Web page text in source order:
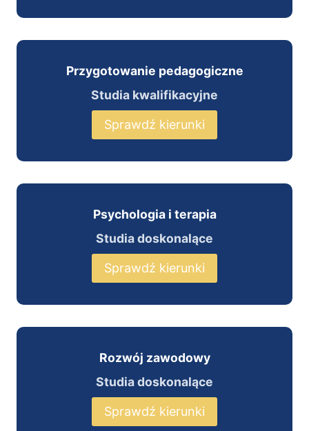
Przygotowanie pedagogiczne
Studia kwalifikacyjne
Sprawdź kierunki
Psychologia i terapia
Studia doskonalące
Sprawdź kierunki
Rozwój zawodowy
Studia doskonalące
Sprawdź kierunki